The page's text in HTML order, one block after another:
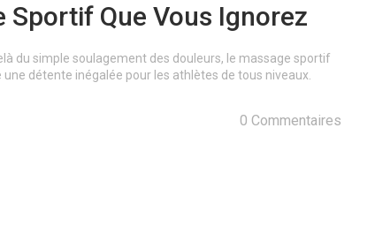
Sportif Que Vous Ignorez
du simple soulagement des douleurs, le massage sportif
détente inégalée pour les athlètes de tous niveaux.
0 Commentaires